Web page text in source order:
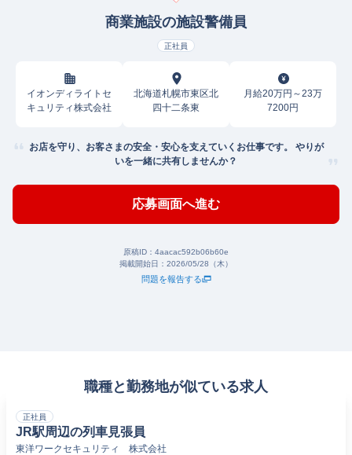
商業施設の施設警備員
正社員
イオンディライトセ
キュリティ株式会社
北海道札幌市東区北
四十二条東
月給20万円～23万
7200円
お店を守り、お客さまの安全・安心を支えていくお仕事です。 やりが
いを一緒に共有しませんか？
応募画面へ進む
原稿ID： 4aacac592b06b60e
掲載開始日： 2026/05/28（木）
問題を報告する
職種と勤務地が似ている求人
正社員
JR駅周辺の列車見張員
東洋ワークセキュリティ 株式会社